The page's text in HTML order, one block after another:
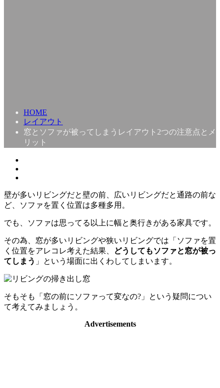
HOME
レイアウト
窓とソファが被ってしまうレイアウト2つの注意点とメ
リット
壁が多いリビングだと壁の前、広いリビングだと通路の前な
ど、ソファを置く位置は多種多用。
でも、ソファは思ってる以上に幅と奥行きがある家具です。
その為、窓が多いリビングや狭いリビングでは「ソファを置
く位置をアレコレ考えた結果、
どうしてもソファと窓が被っ
てしまう 」という場面に出くわしてしまいます。
そもそも「窓の前にソファって変なの?」という疑問につい
て考えてみましょう。
Advertisements